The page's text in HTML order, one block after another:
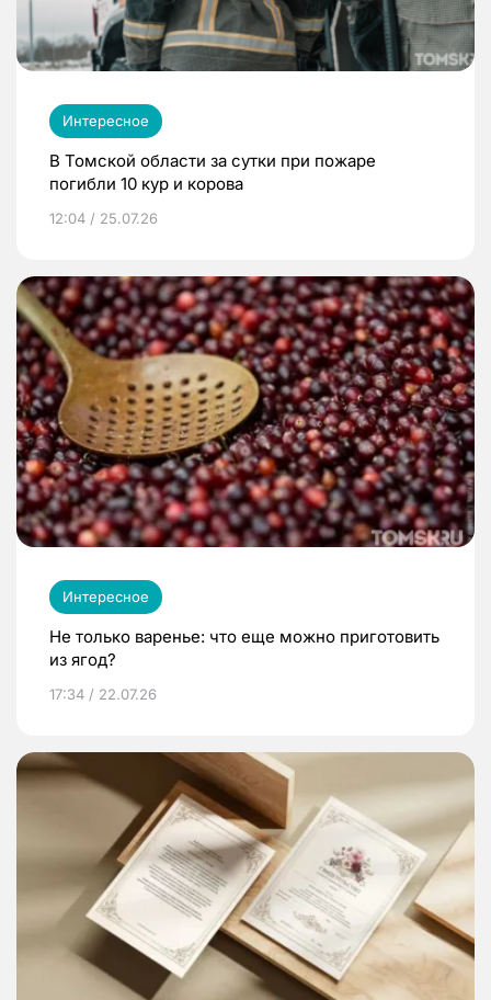
Интересное
В Томской области за сутки при пожаре
погибли 10 кур и корова
12:04 / 25.07.26
Интересное
Не только варенье: что еще можно приготовить
из ягод?
17:34 / 22.07.26